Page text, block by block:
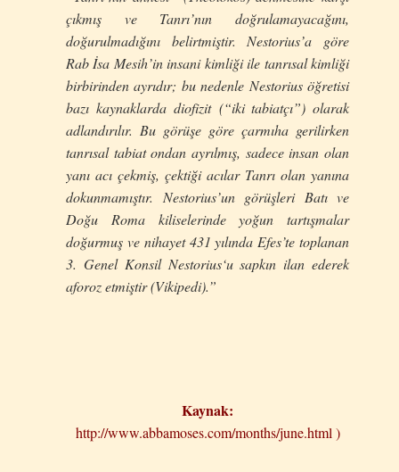
çıkmış ve Tanrı’nın doğrulamayacağını,
doğurulmadığını belirtmiştir. Nestorius’a göre
Rab İsa Mesih’in insani kimliği ile tanrısal kimliği
birbirinden ayrıdır; bu nedenle Nestorius öğretisi
bazı kaynaklarda diofizit (“iki tabiatçı”) olarak
adlandırılır. Bu görüşe göre çarmıha gerilirken
tanrısal tabiat ondan ayrılmış, sadece insan olan
yanı acı çekmiş, çektiği acılar Tanrı olan yanına
dokunmamıştır. Nestorius’un görüşleri Batı ve
Doğu Roma kiliselerinde yoğun tartışmalar
doğurmuş ve nihayet 431 yılında Efes’te toplanan
3. Genel Konsil Nestorius‘u sapkın ilan ederek
aforozetmiştir(Vikipedi).”
Kaynak:
http://www.abbamoses.com/months/june.html )